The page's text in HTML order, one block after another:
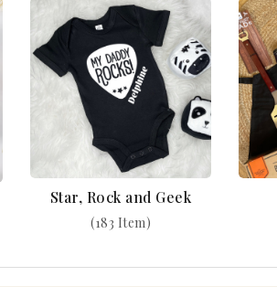
Star, Rock and Geek
(183 Item)